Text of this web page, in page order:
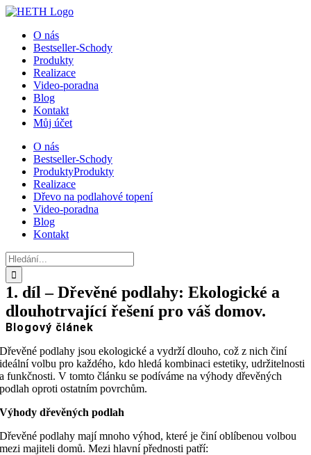
Přeskočit
obsah
O nás
Bestseller-Schody
Produkty
Realizace
Video-poradna
Blog
Kontakt
Můj účet
O nás
Bestseller-Schody
ProduktyProdukty
Realizace
Dřevo na podlahové topení
Video-poradna
Blog
Kontakt
Hledat:
1. díl – Dřevěné podlahy: Ekologické a
dlouhotrvající řešení pro váš domov.
Blogový článek
Dřevěné podlahy jsou ekologické a vydrží dlouho, což z nich činí
ideální volbu pro každého, kdo hledá kombinaci estetiky, udržitelnosti
a funkčnosti. V tomto článku se podíváme na výhody dřevěných
podlah oproti ostatním povrchům.
Výhody dřevěných podlah
Dřevěné podlahy mají mnoho výhod, které je činí oblíbenou volbou
mezi majiteli domů. Mezi hlavní přednosti patří: